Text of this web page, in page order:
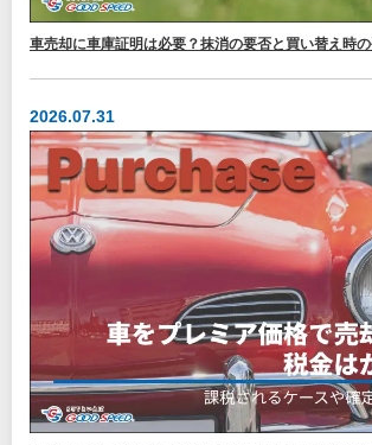
車売却に車庫証明は必要？抹消の要否と買い替え時
2026.07.31